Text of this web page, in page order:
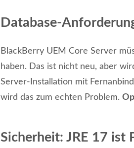
Database-
BlackBerry UEM Core Server
haben. Das ist nicht neu, aber
Server-Installation mit
wird das zum echten Problem.
Sicherheit: JRE 17 ist